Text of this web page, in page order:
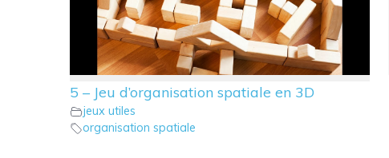
5 – Jeu d’organisation spatiale en 3D
jeux utiles
organisation spatiale